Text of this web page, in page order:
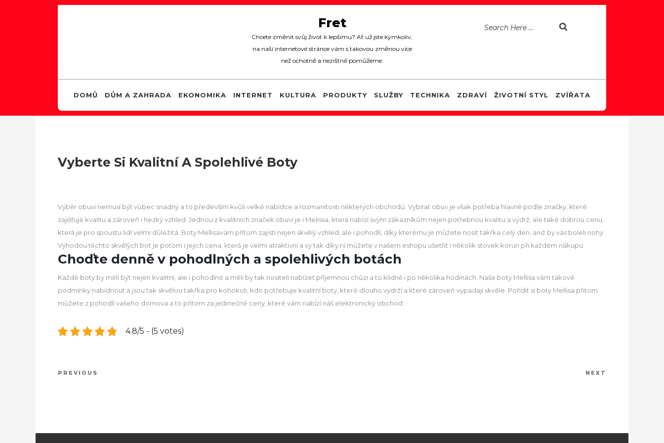
Fret
Chcete změnit svůj život k lepšímu? Ať už jste kýmkoliv,
na naší internetové stránce vám s takovou změnou více
než ochotně a nezištně pomůžeme.
DOMŮ DŮM A ZAHRADA EKONOMIKA INTERNET KULTURA PRODUKTY SLUŽBY TECHNIKA ZDRAVÍ ŽIVOTNÍ STYL ZVÍŘATA
Vyberte Si Kvalitní A Spolehlivé Boty
Výběr obuvi nemusí být vůbec snadný a to především kvůli velké nabídce a rozmanitosti některých obchodů. Vybírat obuv je však potřeba hlavně podle značky, které
zajišťuje kvalitu a zároveň i hezký vzhled. Jednou z kvalitních značek obuvi je i Melissa , která nabízí svým zákazníkům nejen potřebnou kvalitu a výdrž, ale také dobrou cenu,
která je pro spoustu lidí velmi důležitá. Boty Mellisavám přitom zajistí nejen skvělý vzhled, ale i pohodlí, díky kterému je můžete nosit takřka celý den, aniž by vás boleli nohy.
Výhodou těchto skvělých bot je potom i jejich cena, která je velmi atraktivní a vy tak díky ní můžete v našem eshopu ušetřit i několik stovek korun při každém nákupu.
Choďte denně v pohodlných a spolehlivých botách
Každé boty by měli být nejen kvalitní, ale i pohodlné a měli by tak nositeli nabízet příjemnou chůzi a to klidně i po několika hodinách. Naše boty Mellisa vám takové
podmínky nabídnout a jsou tak skvělou takřka pro kohokoli, kdo potřebuje kvalitní boty, které dlouho vydrží a které zároveň vypadají skvěle. Pořídit si boty Mellisa přitom
můžete z pohodlí vašeho domova a to přitom za jedinečné ceny, které vám nabízí náš elektronický obchod.
4.8/5 - (5 votes)
Previous
PREVIOUS NEXT